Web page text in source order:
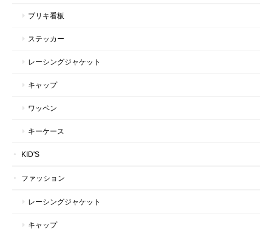
ブリキ看板
ステッカー
レーシングジャケット
キャップ
ワッペン
キーケース
KID'S
ファッション
レーシングジャケット
キャップ